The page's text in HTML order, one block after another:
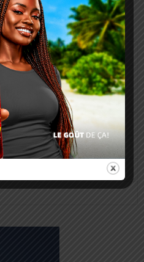
2026
J V S
1 2
13 14 16
21 22 23
30